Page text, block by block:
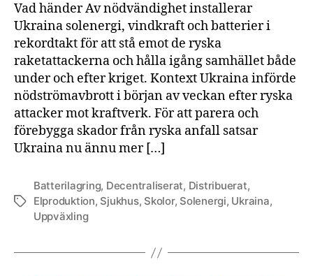
ett
Vad händer Av nödvändighet installerar
Ukraina solenergi, vindkraft och batterier i
rekordtakt för att stå emot de ryska
raketattackerna och hålla igång samhället både
under och efter kriget. Kontext Ukraina införde
nödströmavbrott i början av veckan efter ryska
attacker mot kraftverk. För att parera och
förebygga skador från ryska anfall satsar
Ukraina nu ännu mer […]
Etiketter
Batterilagring, Decentraliserat, Distribuerat,
Elproduktion, Sjukhus, Skolor, Solenergi, Ukraina,
Uppväxling